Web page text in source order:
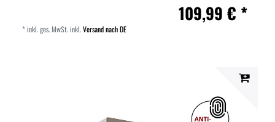
109,99 € *
*inkl. ges. MwSt.inkl.Versand nach DE